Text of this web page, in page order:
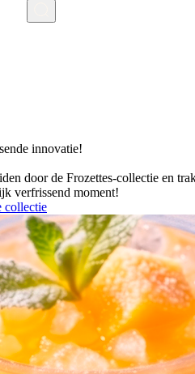
innovatie!
door de Frozettes-collectie en
verfrissend moment!
collectie